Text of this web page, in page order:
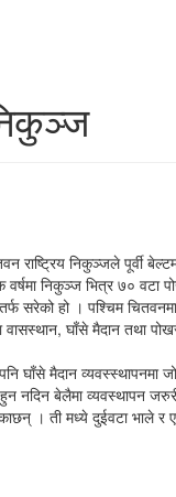
निकुञ्जले पूर्वी
निकुञ्ज भित्र ७० वटा
सरेको हो । पश्चिम
वासस्थान, घाँसे मैदान
घाँसे मैदान
बेलैमा व्यवस्थापन जरुरी
। ती मध्ये दुईवटा भाले र